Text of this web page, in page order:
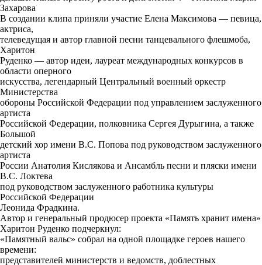
Захарова
В создании клипа приняли участие Елена Максимова — певица,
актриса,
телеведущая и автор главной песни танцевального флешмоба,
Харитон
Руденко — автор идеи, лауреат международных конкурсов в
области оперного
искусства, легендарный Центральный военный оркестр
Министерства
обороны Российской Федерации под управлением заслуженного
артиста
Российской Федерации, полковника Сергея Дурыгина, а также
Большой
детский хор имени В.С. Попова под руководством заслуженного
артиста
России Анатолия Кислякова и Ансамбль песни и пляски имени
В.С. Локтева
под руководством заслуженного работника культуры
Российской Федерации
Леонида Фрадкина.
Автор и генеральный продюсер проекта «Память хранит имена»
Харитон Руденко подчеркнул:
«Памятный вальс» собрал на одной площадке героев нашего
времени:
представителей министерств и ведомств, доблестных